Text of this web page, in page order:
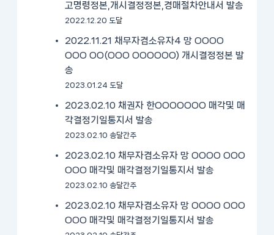
고명령정본,개시결정정본,경매절차안내서 발송
2022.12.20 도달
2022.11.21 채무자겸소유자4 망 OOOO
OOO OO(OOO OOOOOO) 개시결정정본 발
송
2023.01.24 도달
2023.02.10 채권자 한OOOOOOO 매각및 매
각결정기일통지서 발송
2023.02.10 송달간주
2023.02.10 채무자겸소유자 망 OOOO OOO
OOO 매각및 매각결정기일통지서 발송
2023.02.10 송달간주
2023.02.10 채무자겸소유자 망 OOOO OOO
OOO 매각및 매각결정기일통지서 발송